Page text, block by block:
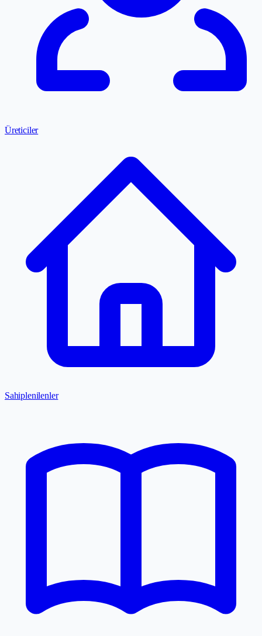
Üreticiler
Sahiplenilenler